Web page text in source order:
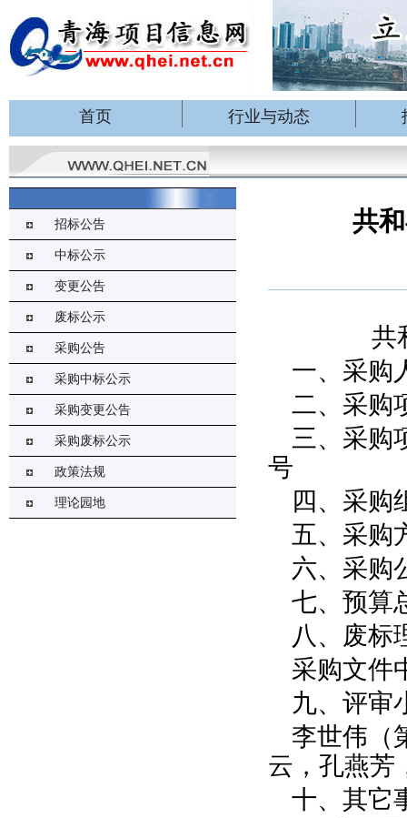
首页 行业与动态
招标公告
中标公示
变更公告
废标公示
采购公告
采购中标公示
采购变更公告
采购废标公示
政策法规
理论园地
共
共
一、采购
二、采购
三、采购
号
四、采购
五、采购
六、采购
七、预算
八、废标
采购文件
九、评审
李世伟（
云，孔燕芳
十、其它